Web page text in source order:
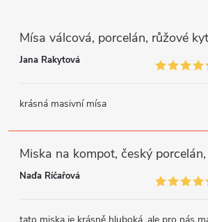
Jana Rakytová
krásná masivní mísa
Naďa Říčařová
tato miska je krásně hluboká, ale pro nás